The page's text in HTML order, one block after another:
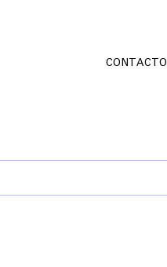
CONTACTO